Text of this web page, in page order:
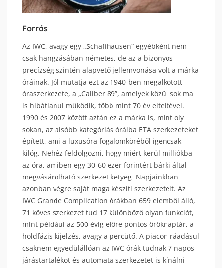
Forrás
Az IWC, avagy egy „Schaffhausen” egyébként nem
csak hangzásában németes, de az a bizonyos
precízség szintén alapvető jellemvonása volt a márka
óráinak. Jól mutatja ezt az 1940-ben megalkotott
óraszerkezete, a „Caliber 89”, amelyek közül sok ma
is hibátlanul működik, több mint 70 év elteltével.
1990 és 2007 között aztán ez a márka is, mint oly
sokan, az alsóbb kategóriás óráiba ETA szerkezeteket
épített, ami a luxusóra fogalomköréből igencsak
kilóg. Nehéz feldolgozni, hogy miért kerül milliókba
az óra, amiben egy 30-60 ezer forintért bárki által
megvásárolható szerkezet ketyeg. Napjainkban
azonban végre saját maga készíti szerkezeteit. Az
IWC Grande Complication órákban 659 elemből álló,
71 köves szerkezet tud 17 különböző olyan funkciót,
mint például az 500 évig előre pontos öröknaptár, a
holdfázis kijelzés, avagy a percütő. A piacon ráadásul
csaknem egyedülállóan az IWC órák tudnak 7 napos
járástartalékot és automata szerkezetet is kínálni